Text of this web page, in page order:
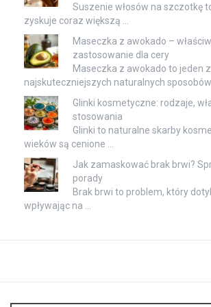
Suszenie włosów na szczotkę
zyskuje coraz większą …
Maseczka z awokado –
zastosowanie dla cery
Maseczka z awokado to jeden z
najskuteczniejszych naturalnych
Glinki kosmetyczne: rodzaje,
stosowania
Glinki to naturalne skarby
wieków są cenione …
Jak zamaskować brak brwi?
porady
Brak brwi to problem, który
wpływając na …